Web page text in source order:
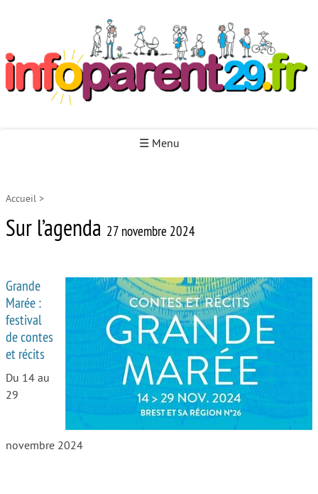
☰ Menu
Autour de la naissance
Autour de l’enfance
Autour de la jeunesse
Autour de l’école
Protéger les enfants
Face au handicap
Face au deuil
Accueil >
Sur l’agenda 27 novembre 2024
Grande
Marée :
festival
de contes
et récits
Du 14 au
29
novembre 2024